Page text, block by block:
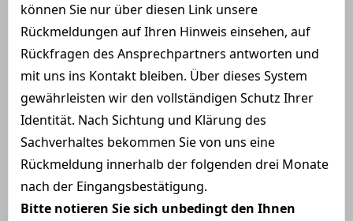
können Sie nur über diesen Link unsere
Rückmeldungen auf Ihren Hinweis einsehen, auf
Rückfragen des Ansprechpartners antworten und
mit uns ins Kontakt bleiben. Über dieses System
gewährleisten wir den vollständigen Schutz Ihrer
Identität. Nach Sichtung und Klärung des
Sachverhaltes bekommen Sie von uns eine
Rückmeldung innerhalb der folgenden drei Monate
nach der Eingangsbestätigung.
Bitte notieren Sie sich unbedingt den Ihnen